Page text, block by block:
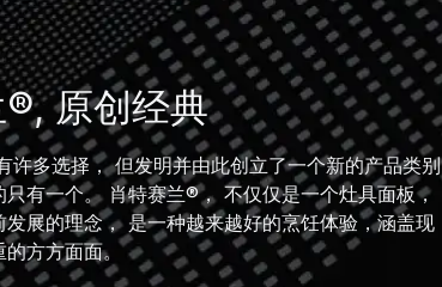
原创经典
许多选择， 但发明并由此创立了一个新的产品类别
有一个。 肖特赛兰®， 不仅仅是一个灶具面板，
展的理念， 是一种越来越好的烹饪体验，涵盖现
的方方面面。